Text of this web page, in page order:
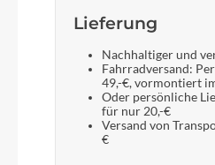
Lieferung
Nachhaltiger und
Fahrradversand:
49,-€, vormontiert
Oder persönliche
für nur 20,-€
Versand von
€